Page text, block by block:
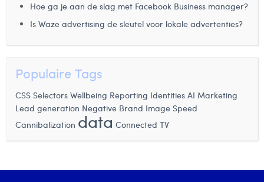
Hoe ga je aan de slag met Facebook Business manager?
Is Waze advertising de sleutel voor lokale advertenties?
Populaire Tags
CSS Selectors Wellbeing Reporting Identities AI Marketing
Lead generation Negative Brand Image Speed
Cannibalization data Connected TV